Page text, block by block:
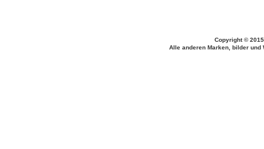
Copyright ©
Alle anderen Marken, bilder und